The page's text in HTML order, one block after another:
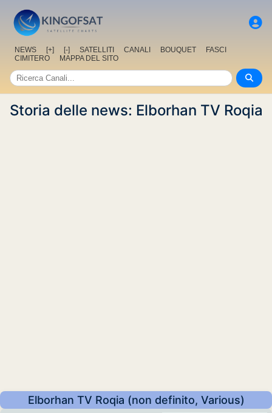
NEWS [+] [-] SATELLITI CANALI BOUQUET
FASCI
CIMITERO
MAPPA DEL SITO
Storia delle news: Elborhan TV Roqia
Elborhan TV Roqia (non definito, Various)